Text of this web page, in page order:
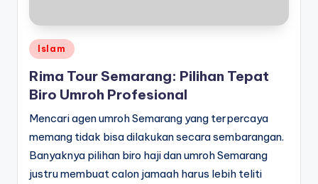
Posted
in
Islam
Rima Tour Semarang: Pilihan Tepat
Biro Umroh Profesional
Mencari agen umroh Semarang yang terpercaya
memang tidak bisa dilakukan secara sembarangan.
Banyaknya pilihan biro haji dan umroh Semarang
justru membuat calon jamaah harus lebih teliti